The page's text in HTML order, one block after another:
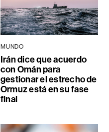
MUNDO
Irán dice que acuerdo
con Omán para
gestionar el estrecho de
Ormuz está en su fase
final